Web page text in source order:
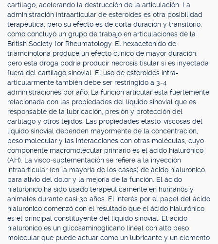
cartílago, acelerando la destrucción de la articulación. La
administración intraarticular de esteroides es otra posibilidad
terapéutica, pero su efecto es de corta duración y transitorio,
como concluyó un grupo de trabajo en articulaciones de la
British Society for Rheumatology. El hexacetonido de
triamcinolona produce un efecto clínico de mayor duración,
pero esta droga podría producir necrosis tisular si es inyectada
fuera del cartílago sinovial. El uso de esteroides intra-
articularmente también debe ser restringido a 3-4
administraciones por año. La función articular está fuertemente
relacionada con las propiedades del líquido sinovial que es
responsable de la lubricación, presión y protección del
cartílago y otros tejidos. Las propiedades elasto-viscosas del
líquido sinovial dependen mayormente de la concentración,
peso molecular y las interacciones con otras moléculas, cuyo
componente macromolecular primario es el ácido hialurónico
(AH). La visco-suplementación se refiere a la inyección
intraarticular (en la mayoría de los casos) de ácido hialurónico
para alivio del dolor y la mejoría de la función. El ácido
hialurónico ha sido usado terapéuticamente en humanos y
animales durante casi 30 años. El interés por el papel del ácido
hialurónico comenzó con el resultado que el ácido hialurónico
es el principal constituyente del líquido sinovial. El ácido
hialurónico es un glicosaminoglicano lineal con alto peso
molecular que puede actuar como un lubricante y un elemento